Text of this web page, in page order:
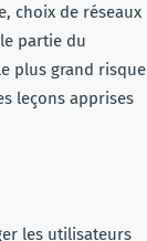
choix de réseaux
partie du
plus grand risque
leçons apprises
les utilisateurs